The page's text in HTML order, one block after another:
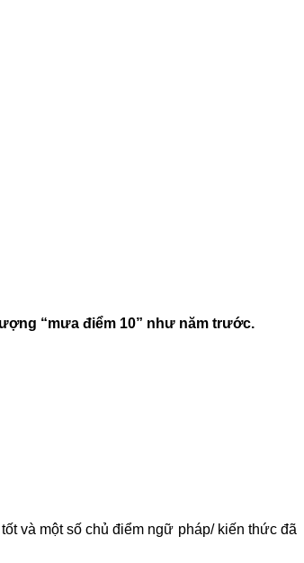
“mưa điểm 10” như năm trước.
và một số chủ điểm ngữ pháp/ kiến thức đã